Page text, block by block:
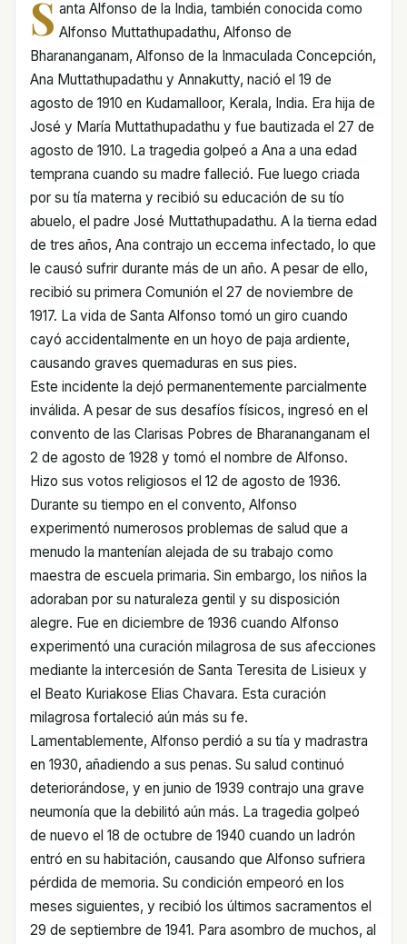
S anta Alfonso de la India, también conocida como
Alfonso Muttathupadathu, Alfonso de
Bharananganam, Alfonso de la Inmaculada Concepción,
Ana Muttathupadathu y Annakutty, nació el 19 de
agosto de 1910 en Kudamalloor, Kerala, India. Era hija de
José y María Muttathupadathu y fue bautizada el 27 de
agosto de 1910. La tragedia golpeó a Ana a una edad
temprana cuando su madre falleció. Fue luego criada
por su tía materna y recibió su educación de su tío
abuelo, el padre José Muttathupadathu. A la tierna edad
de tres años, Ana contrajo un eccema infectado, lo que
le causó sufrir durante más de un año. A pesar de ello,
recibió su primera Comunión el 27 de noviembre de
1917. La vida de Santa Alfonso tomó un giro cuando
cayó accidentalmente en un hoyo de paja ardiente,
causando graves quemaduras en sus pies.
Este incidente la dejó permanentemente parcialmente
inválida. A pesar de sus desafíos físicos, ingresó en el
convento de las Clarisas Pobres de Bharananganam el
2 de agosto de 1928 y tomó el nombre de Alfonso.
Hizo sus votos religiosos el 12 de agosto de 1936.
Durante su tiempo en el convento, Alfonso
experimentó numerosos problemas de salud que a
menudo la mantenían alejada de su trabajo como
maestra de escuela primaria. Sin embargo, los niños la
adoraban por su naturaleza gentil y su disposición
alegre. Fue en diciembre de 1936 cuando Alfonso
experimentó una curación milagrosa de sus afecciones
mediante la intercesión de Santa Teresita de Lisieux y
el Beato Kuriakose Elias Chavara. Esta curación
milagrosa fortaleció aún más su fe.
Lamentablemente, Alfonso perdió a su tía y madrastra
en 1930, añadiendo a sus penas. Su salud continuó
deteriorándose, y en junio de 1939 contrajo una grave
neumonía que la debilitó aún más. La tragedia golpeó
de nuevo el 18 de octubre de 1940 cuando un ladrón
entró en su habitación, causando que Alfonso sufriera
pérdida de memoria. Su condición empeoró en los
meses siguientes, y recibió los últimos sacramentos el
29 de septiembre de 1941. Para asombro de muchos, al